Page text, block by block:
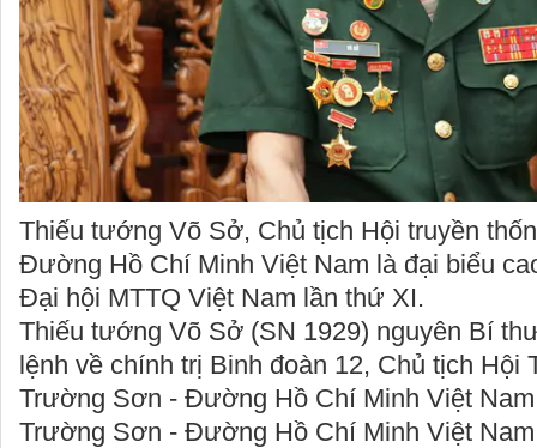
Thiếu tướng Võ Sở, Chủ tịch Hội truyền
Đường Hồ Chí Minh Việt Nam là đại biểu
Đại hội MTTQ Việt Nam lần thứ XI.
Thiếu tướng Võ Sở (SN 1929) nguyên Bí
lệnh về chính trị Binh đoàn 12, Chủ tịch Hội
Trường Sơn - Đường Hồ Chí Minh Việt
Trường Sơn - Đường Hồ Chí Minh Việt